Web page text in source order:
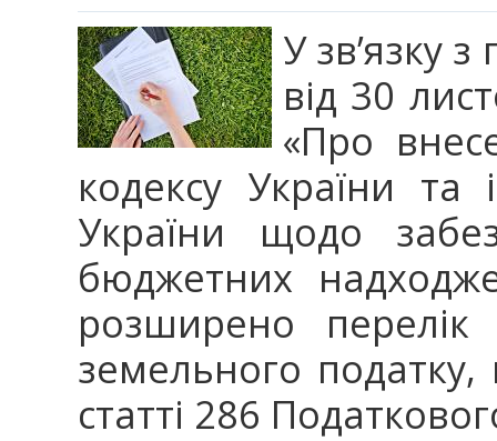
У зв’язку
від 30
«Про
кодексу України та
України щодо
бюджетних
розширено перелік
земельного
статті 286